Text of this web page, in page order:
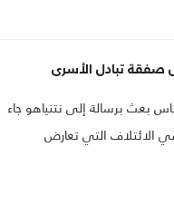
صفقة تبادل الأسرى
بعث برسالة إلى نتنياهو جاء
الائتلاف التي تعارض
وصية فداء الأسرى التي ليس